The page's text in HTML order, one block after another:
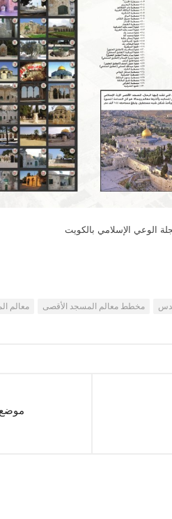
الوعي الإسلامي بالكويت
مخطط معالم المسجد الأقصى معالم